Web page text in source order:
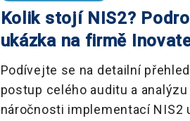
Kolik stojí NIS2?
ukázka na firmě
Podívejte se na detailní
postup celého auditu a analýzu
náročnosti implementací NIS2